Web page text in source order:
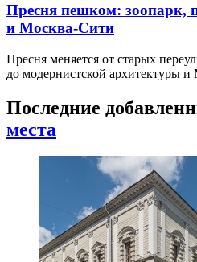
Пресня пешком: зоопарк,
и Москва-Сити
Пресня меняется от старых
до модернистской архитектуры
Последние
места